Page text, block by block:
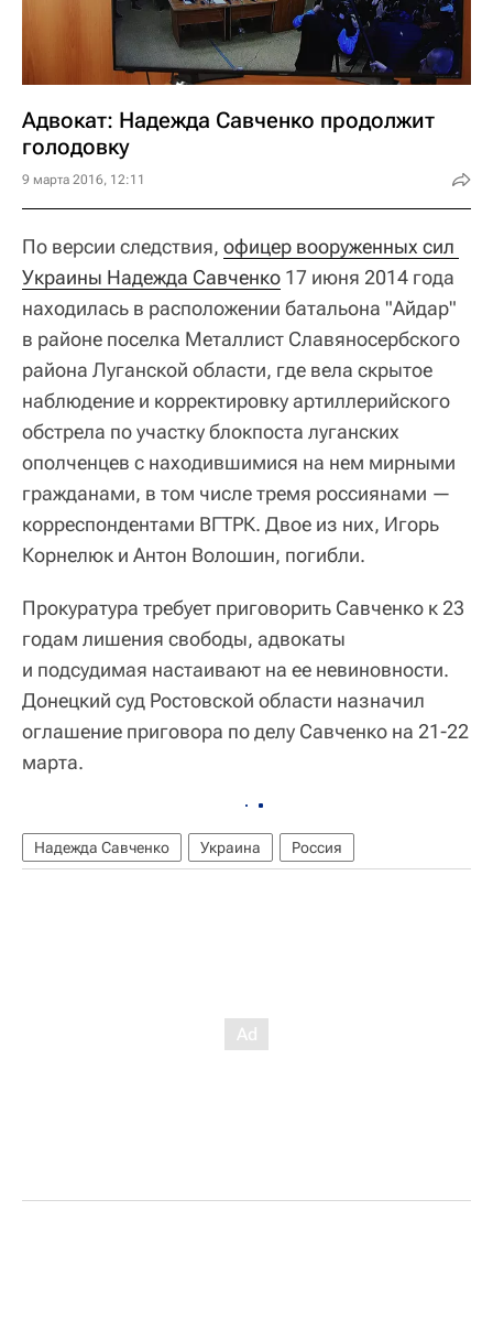
Адвокат: Надежда Савченко продолжит
голодовку
9 марта 2016, 12:11
По версии следствия, офицер вооруженных сил
Украины Надежда Савченко 17 июня 2014 года
находилась в расположении батальона "Айдар"
в районе поселка Металлист Славяносербского
района Луганской области, где вела скрытое
наблюдение и корректировку артиллерийского
обстрела по участку блокпоста луганских
ополченцев с находившимися на нем мирными
гражданами, в том числе тремя россиянами —
корреспондентами ВГТРК. Двое из них, Игорь
Корнелюк и Антон Волошин, погибли.
Прокуратура требует приговорить Савченко к 23
годам лишения свободы, адвокаты
и подсудимая настаивают на ее невиновности.
Донецкий суд Ростовской области назначил
оглашение приговора по делу Савченко на 21-22
марта.
Надежда Савченко Украина Россия